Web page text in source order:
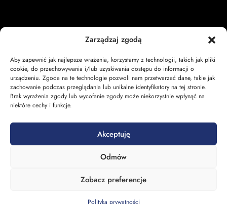
Zarządzaj zgodą
Aby zapewnić jak najlepsze wrażenia, korzystamy z technologii, takich jak pliki
cookie, do przechowywania i/lub uzyskiwania dostępu do informacji o
urządzeniu. Zgoda na te technologie pozwoli nam przetwarzać dane, takie jak
zachowanie podczas przeglądania lub unikalne identyfikatory na tej stronie.
Brak wyrażenia zgody lub wycofanie zgody może niekorzystnie wpłynąć na
niektóre cechy i funkcje.
Akceptuję
Odmów
Zobacz preferencje
Polityka prywatności
142,00
Zaloguj się
Moje zamówienia
Koszyk